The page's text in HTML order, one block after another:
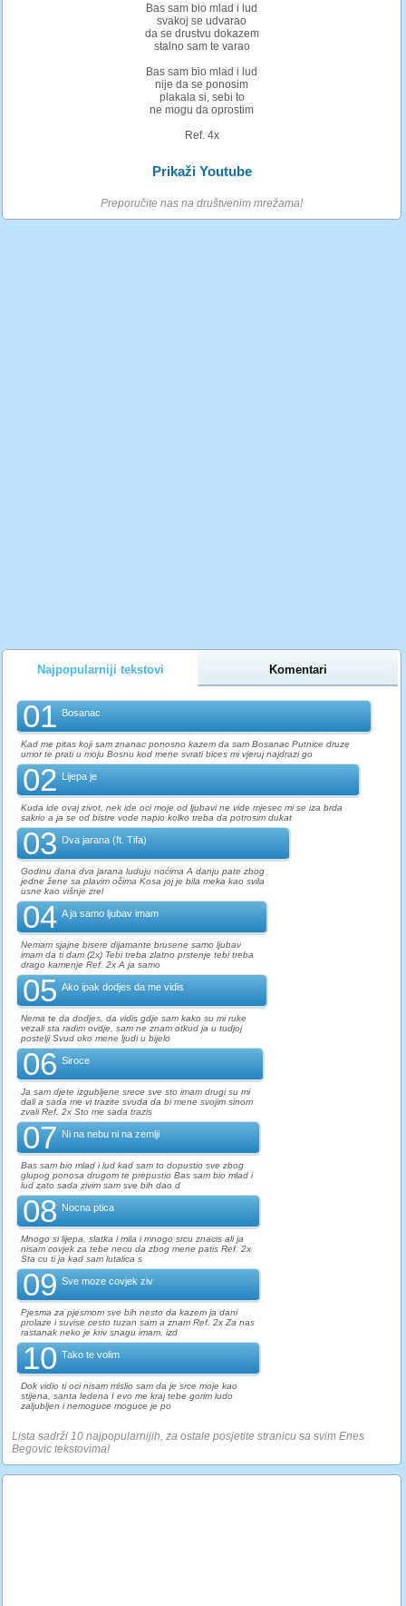
Bas sam bio mlad i lud
svakoj se udvarao
da se drustvu dokazem
stalno sam te varao
Bas sam bio mlad i lud
nije da se ponosim
plakala si, sebi to
ne mogu da oprostim
Ref. 4x
Prikaži Youtube
Preporučite nas na društvenim mrežama!
Najpopularniji tekstovi Komentari
01 Bosanac
Kad me pitas koji sam znanac ponosno kazem da sam Bosanac Putnice druze
umor te prati u moju Bosnu kod mene svrati bices mi vjeruj najdrazi go
02 Lijepa je
Kuda ide ovaj zivot, nek ide oci moje od ljubavi ne vide mjesec mi se iza brda
sakrio a ja se od bistre vode napio kolko treba da potrosim dukat
03 Dva jarana (ft. Tifa)
Godinu dana dva jarana luduju noćima A danju pate zbog
jedne žene sa plavim očima Kosa joj je bila meka kao svila
usne kao višnje zrel
04 A ja samo ljubav imam
Nemam sjajne bisere dijamante brusene samo ljubav
imam da ti dam (2x) Tebi treba zlatno prstenje tebi treba
drago kamenje Ref. 2x A ja samo
05 Ako ipak dodjes da me vidis
Nema te da dodjes, da vidis gdje sam kako su mi ruke
vezali sta radim ovdje, sam ne znam otkud ja u tudjoj
postelji Svud oko mene ljudi u bijelo
06 Siroce
Ja sam djete izgubljene srece sve sto imam drugi su mi
dali a sada me vi trazite svuda da bi mene svojim sinom
zvali Ref. 2x Sto me sada trazis
07 Ni na nebu ni na zemlji
Bas sam bio mlad i lud kad sam to dopustio sve zbog
glupog ponosa drugom te prepustio Bas sam bio mlad i
lud zato sada zivim sam sve bih dao d
08 Nocna ptica
Mnogo si lijepa, slatka i mila i mnogo srcu znacis ali ja
nisam covjek za tebe necu da zbog mene patis Ref. 2x
Sta cu ti ja kad sam lutalica s
09 Sve moze covjek ziv
Pjesma za pjesmom sve bih nesto da kazem ja dani
prolaze i suvise cesto tuzan sam a znam Ref. 2x Za nas
rastanak neko je kriv snagu imam, izd
10 Tako te volim
Dok vidio ti oci nisam mislio sam da je srce moje kao
stijena, santa ledena I evo me kraj tebe gorim ludo
zaljubljen i nemoguce moguce je po
Lista sadrži 10 najpopularnijih, za ostale posjetite stranicu sa svim Enes
Begovic tekstovima!